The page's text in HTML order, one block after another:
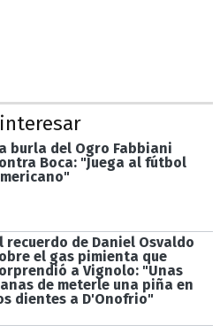
burla del Ogro Fabbiani
Boca: "Juega al fútbol
recuerdo de Daniel Osvaldo
el gas pimienta que
a Vignolo: "Unas
de meterle una piña en
dientes a D'Onofrio"